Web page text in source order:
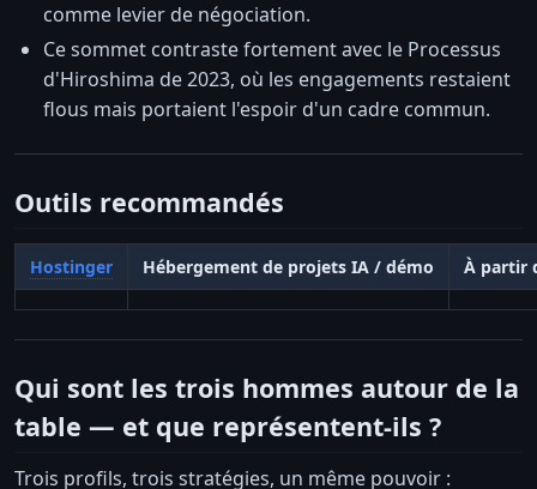
comme levier de négociation.
Ce sommet contraste fortement avec le Processus
d'Hiroshima de 2023, où les engagements restaient
flous mais portaient l'espoir d'un cadre commun.
Outils recommandés
Hostinger Hébergement de projets IA / démo À partir
Qui sont les trois hommes autour de la
table — et que représentent-ils ?
Trois profils, trois stratégies, un même pouvoir :